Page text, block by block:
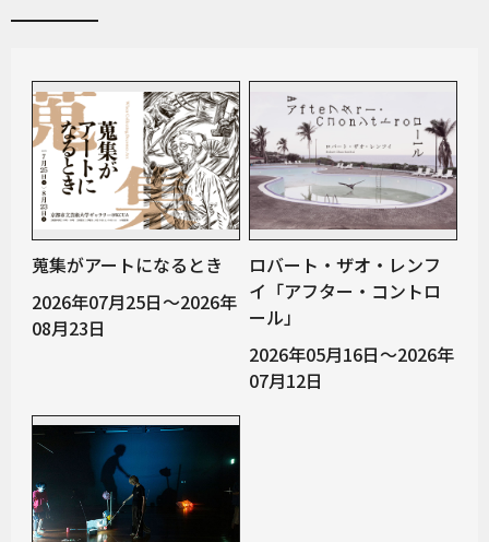
蒐集がアートになるとき
2026年07月25日～2026年
08月23日
ロバート・ザオ・レンフ
イ「アフター・コントロ
ール」
2026年05月16日～2026年
07月12日